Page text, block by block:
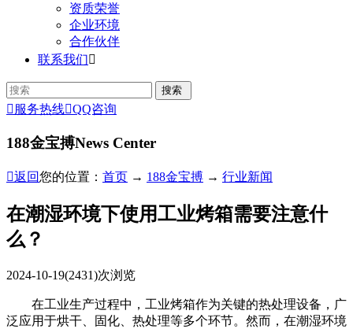
资质荣誉
企业环境
合作伙伴
联系我们
 服务热线QQ咨询
188金宝搏News Center
返回您的位置： 首页 → 188金宝搏 → 行业新闻
在潮湿环境下使用工业烤箱需要注意什
么？
2024-10-19(2431)次浏览
在工业生产过程中，工业烤箱作为关键的热处理设备，广
泛应用于烘干、固化、热处理等多个环节。然而，在潮湿环境